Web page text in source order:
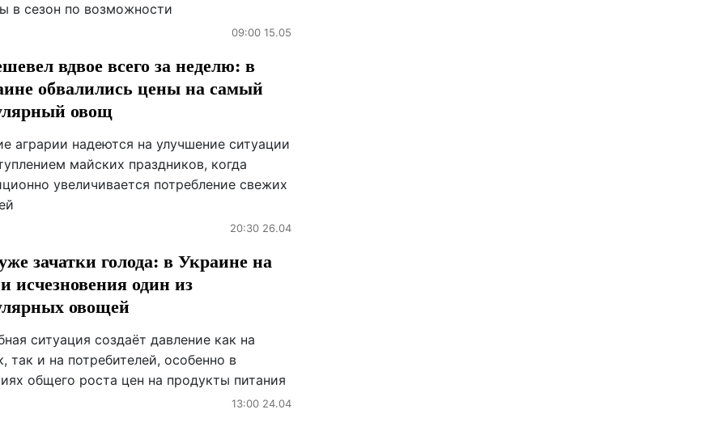
в сезон по возможности
09:00 15.05
вдвое всего за неделю: в
обвалились цены на самый
овощ
аграрии надеются на улучшение ситуации
майских праздников, когда
увеличивается потребление свежих
20:30 26.04
зачатки голода: в Украине на
исчезновения один из
овощей
ситуация создаёт давление как на
так и на потребителей, особенно в
общего роста цен на продукты питания
13:00 24.04